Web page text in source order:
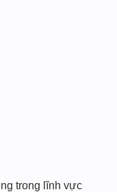
trong lĩnh vực